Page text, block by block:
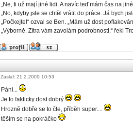
„Ne, ti už mají jiné lidi. A navíc teď mám čas na
„No, kdyby jste se chtěl vrátit do práce. Já bych
„Počkejte!“ ozval se Ben. „Mám už dost
„Výborně. Zítra vám zavolám podrobnosti,“ řekl
Zaslal: 21.2.2009 10:53
Páni...
Je to fakticky dost dobrý
Hrozně dobře se to čte, příběh super....
těšim se na pokráčko